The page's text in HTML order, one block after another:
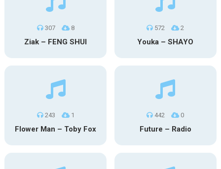
307 8
Ziak – FENG SHUI
572 2
Youka – SHAYO
243 1
Flower Man – Toby Fox
442 0
Future – Radio